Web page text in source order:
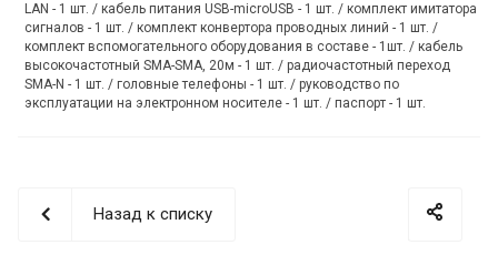
LAN - 1 шт. / кабель питания USB-microUSB - 1 шт. / комплект имитатора
сигналов - 1 шт. / комплект конвертора проводных линий - 1 шт. /
комплект вспомогательного оборудования в составе - 1шт. / кабель
высокочастотный SMA-SMA, 20м - 1 шт. / радиочастотный переход
SMA-N - 1 шт. / головные телефоны - 1 шт. / руководство по
эксплуатации на электронном носителе - 1 шт. / паспорт - 1 шт.
Назад к списку